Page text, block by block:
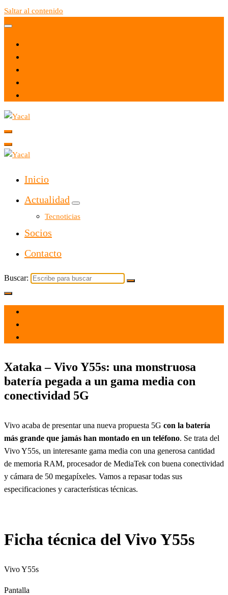
Saltar al contenido
Yacal micro hosting
Inicio
Actualidad
Tecnoticias
Socios
Contacto
Buscar:
Xataka – Vivo Y55s: una monstruosa
batería pegada a un gama media con
conectividad 5G
Vivo acaba de presentar una nueva propuesta 5G con la batería
más grande que jamás han montado en un teléfono. Se trata del
Vivo Y55s, un interesante gama media con una generosa cantidad
de memoria RAM, procesador de MediaTek con buena conectividad
y cámara de 50 megapíxeles. Vamos a repasar todas sus
especificaciones y características técnicas.
Ficha técnica del Vivo Y55s
Vivo Y55s
Pantalla